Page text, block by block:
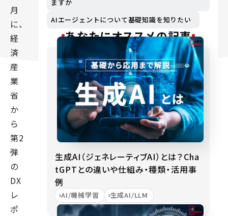
月
に、
経
済
産
業
省
か
ら
第2
弾
の
DX
レ
ポ
ますか
AIエージェントについて基礎知識を知りたい
あなたにオススメの記事
生成AI（ジェネレーティブAI）とは？Cha
tGPTとの違いや仕組み・種類・活用事
例
AI/機械学習 生成AI/LLM